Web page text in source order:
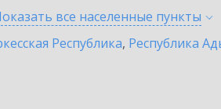
все населенные пункты
Республика, Республика